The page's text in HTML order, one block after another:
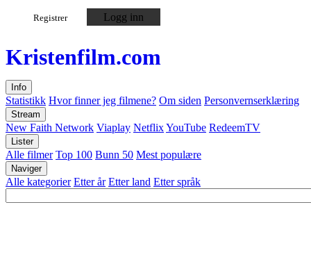
Registrer Logg inn
Kristenfilm.com
Info
Statistikk Hvor finner jeg filmene? Om siden Personvernserklæring
Stream
New Faith Network Viaplay NetflixYouTube RedeemTV
Lister
Alle filmer Top 100 Bunn 50 Mest populære
Naviger
Alle kategorier Etter år Etter land Etter språk